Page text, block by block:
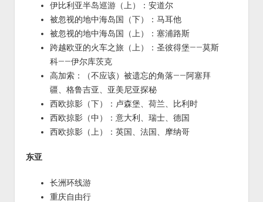
伊比利亚半岛巡游（上）：安道尔
被忽视的地中海岛国（下）：马耳他
被忽视的地中海岛国（上）：塞浦路斯
跨越欧亚的火车之旅（上）：圣彼得堡——莫斯
科——伊尔库茨克
高加索：（不应该）被遗忘的角落——阿塞拜
疆、格鲁吉亚、亚美尼亚探秘
西欧掠影（下）：卢森堡、荷兰、比利时
西欧掠影（中）：意大利、瑞士、德国
西欧掠影（上）：英国、法国、摩纳哥
东亚
长洲环线游
重庆自由行